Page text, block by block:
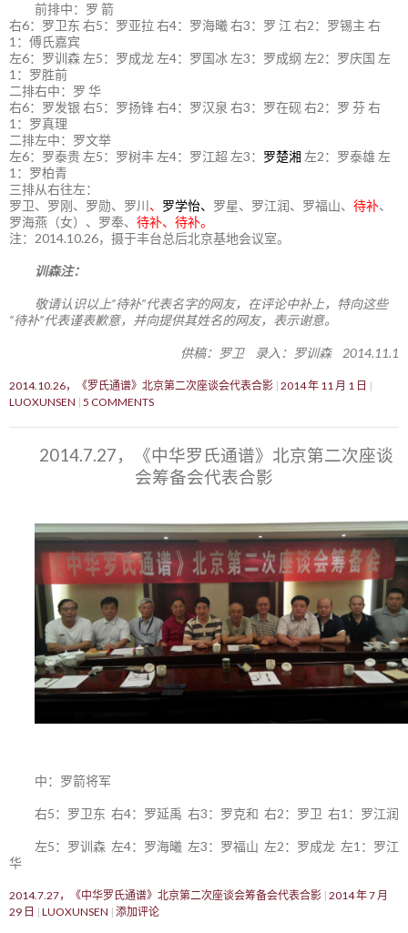
前排中：罗 箭
右6：罗卫东 右5：罗亚拉 右4：罗海曦 右3：罗 江 右2：罗锡主 右
1：傅氏嘉宾
左6：罗训森 左5：罗成龙 左4：罗国冰 左3：罗成纲 左2：罗庆国 左
1：罗胜前
二排右中：罗 华
右6：罗发银 右5：罗扬锋 右4：罗汉泉 右3：罗在砚 右2：罗 芬 右
1：罗真理
二排左中：罗文举
左6：罗泰贵 左5：罗树丰 左4：罗江超 左3： 罗楚湘 左2：罗泰雄 左
1：罗柏青
三排从右往左：
罗卫、罗刚、罗勋、罗川 、 罗学怡、 罗星、罗江润、罗福山、 待补、
罗海燕（女）、罗奉、 待补、待补。
注：2014.10.26，摄于丰台总后北京基地会议室。
训森注：
敬请认识以上“待补”代表名字的网友，在评论中补上，特向这些
“待补”代表谨表歉意，并向提供其姓名的网友，表示谢意。
供稿：罗卫 录入：罗训森 2014.11.1
2014.10.26，《罗氏通谱》北京第二次座谈会代表合影 2014 年 11 月 1 日
LUOXUNSEN 5 COMMENTS
2014.7.27，《中华罗氏通谱》北京第二次座谈
会筹备会代表合影
中：罗箭将军
右5：罗卫东 右4：罗延禹 右3：罗克和 右2：罗卫 右1：罗江润
左5：罗训森 左4：罗海曦 左3：罗福山 左2：罗成龙 左1：罗江
华
2014.7.27，《中华罗氏通谱》北京第二次座谈会筹备会代表合影 2014 年 7 月
29 日
LUOXUNSEN 添加评论